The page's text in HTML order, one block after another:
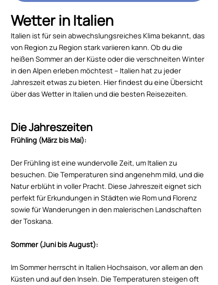
Wetter in Italien
Italien ist für sein abwechslungsreiches Klima bekannt, das
von Region zu Region stark variieren kann. Ob du die
heißen Sommer an der Küste oder die verschneiten Winter
in den Alpen erleben möchtest – Italien hat zu jeder
Jahreszeit etwas zu bieten. Hier findest du eine Übersicht
über das Wetter in Italien und die besten Reisezeiten.
Die Jahreszeiten
Frühling (März bis Mai):
Der Frühling ist eine wundervolle Zeit, um Italien zu
besuchen. Die Temperaturen sind angenehm mild, und die
Natur erblüht in voller Pracht. Diese Jahreszeit eignet sich
perfekt für Erkundungen in Städten wie Rom und Florenz
sowie für Wanderungen in den malerischen Landschaften
der Toskana.
Sommer (Juni bis August):
Im Sommer herrscht in Italien Hochsaison, vor allem an den
Küsten und auf den Inseln. Die Temperaturen steigen oft